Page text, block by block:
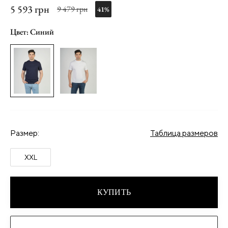
5 593 грн 9 479 грн 41%
Цвет: Синий
Размер: Таблица размеров
XXL
КУПИТЬ